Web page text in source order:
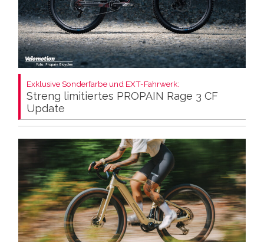
Exklusive Sonderfarbe und EXT-Fahrwerk:
Streng limitiertes PROPAIN Rage 3 CF
Update